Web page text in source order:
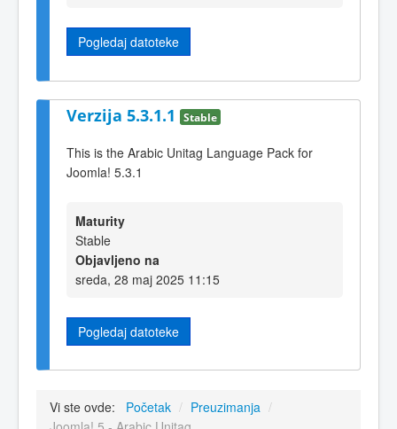
Pogledaj datoteke
Verzija 5.3.1.1 Stable
This is the Arabic Unitag Language Pack for
Joomla! 5.3.1
Maturity
Stable
Objavljeno na
sreda, 28 maj 2025 11:15
Pogledaj datoteke
Vi ste ovde: Početak / Preuzimanja /